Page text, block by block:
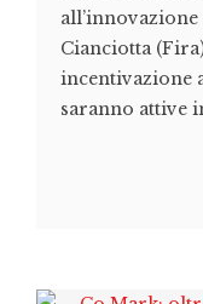
Cianciotta
incentivazione
saranno attive